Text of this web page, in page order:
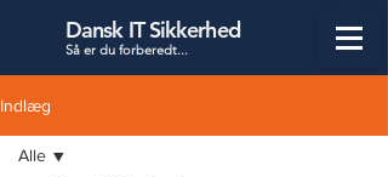
Dansk IT Sikkerhed
Så er du forberedt...
Indlæg
Alle